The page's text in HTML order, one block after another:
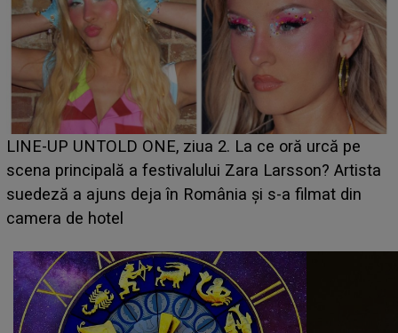
HOROSCOP 7 august 2026. Zodia care intră într-o
perioadă marcată de încercări. Problemele se adună
din toate părțile, iar o veste neașteptată îi dă
peste cap